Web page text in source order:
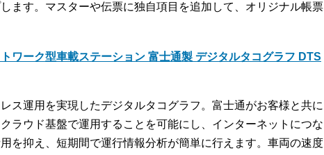
ます。マスターや伝票に独自項目を追加して、オリジナル帳票
ワーク型車載ステーション 富士通製 デジタルタコグラフ DTS
ス運用を実現したデジタルタコグラフ。富士通がお客様と共に
ラウド基盤で運用することを可能にし、インターネットにつな
を抑え、短期間で運行情報分析が簡単に行えます。車両の速度